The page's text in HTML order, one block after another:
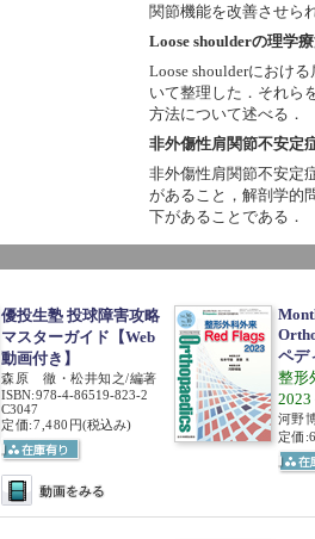
関節機能を改善させら
Loose shoulderの理学
Loose shoulderにおけ
いて整理した．それら
方法について述べる．
非外傷性肩関節不安定
非外傷性肩関節不安定
があること，解剖学的
下があることである．
優投生塾 投球障害攻略
マスターガイド【Web
動画付き】
森原 徹・松井知之/編著
ISBN:978-4-86519-823-2
C3047
定価:7,480円(税込み)
ペデ
整形
2023
河野
定価